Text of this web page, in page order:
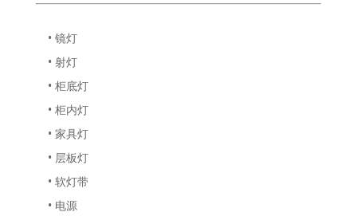
• 镜灯
• 射灯
• 柜底灯
• 柜内灯
• 家具灯
• 层板灯
• 软灯带
• 电源